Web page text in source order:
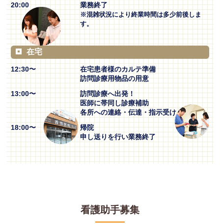
20:00
業務終了
※混雑状況により終業時間は多少前後しま
す。
在宅
12:30〜
在宅患者様のカルテ準備
訪問診療用物品の用意
13:00〜
訪問診療へ出発！
医師に帯同し診療補助
各所への連絡・伝達・指示受け
18:00〜
帰院
申し送りを行い業務終了
看護助手募集